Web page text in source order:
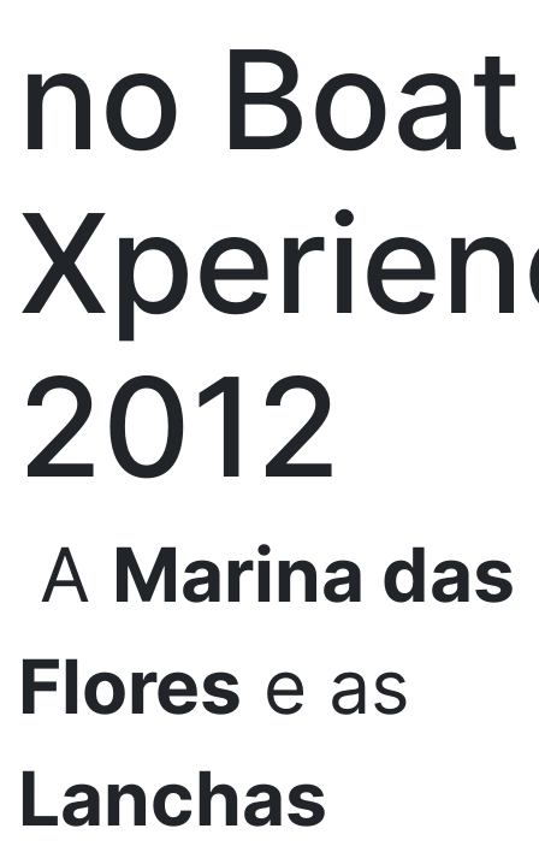
no Boat
2012
A Marina das
Flores e as
Lanchas